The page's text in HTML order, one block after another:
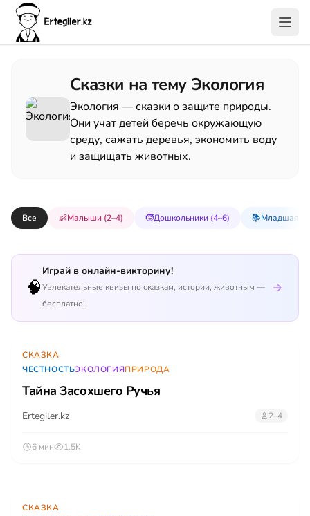
Сказки на тему Экология
Экология — сказки о защите природы.
Они учат детей беречь окружающую
среду, сажать деревья, экономить воду
и защищать животных.
Все 👶Малыши (2–4) 🧒Дошкольники (4–6) 📚Младшая
🧠
Играй в онлайн-викторину!
Увлекательные квизы по сказкам, истории, животным —
бесплатно!
СКАЗКА
ЧЕСТНОСТЬЭКОЛОГИЯПРИРОДА
Тайна Засохшего Ручья
Ertegiler.kz 2–4
6 мин 1.5K
СКАЗКА